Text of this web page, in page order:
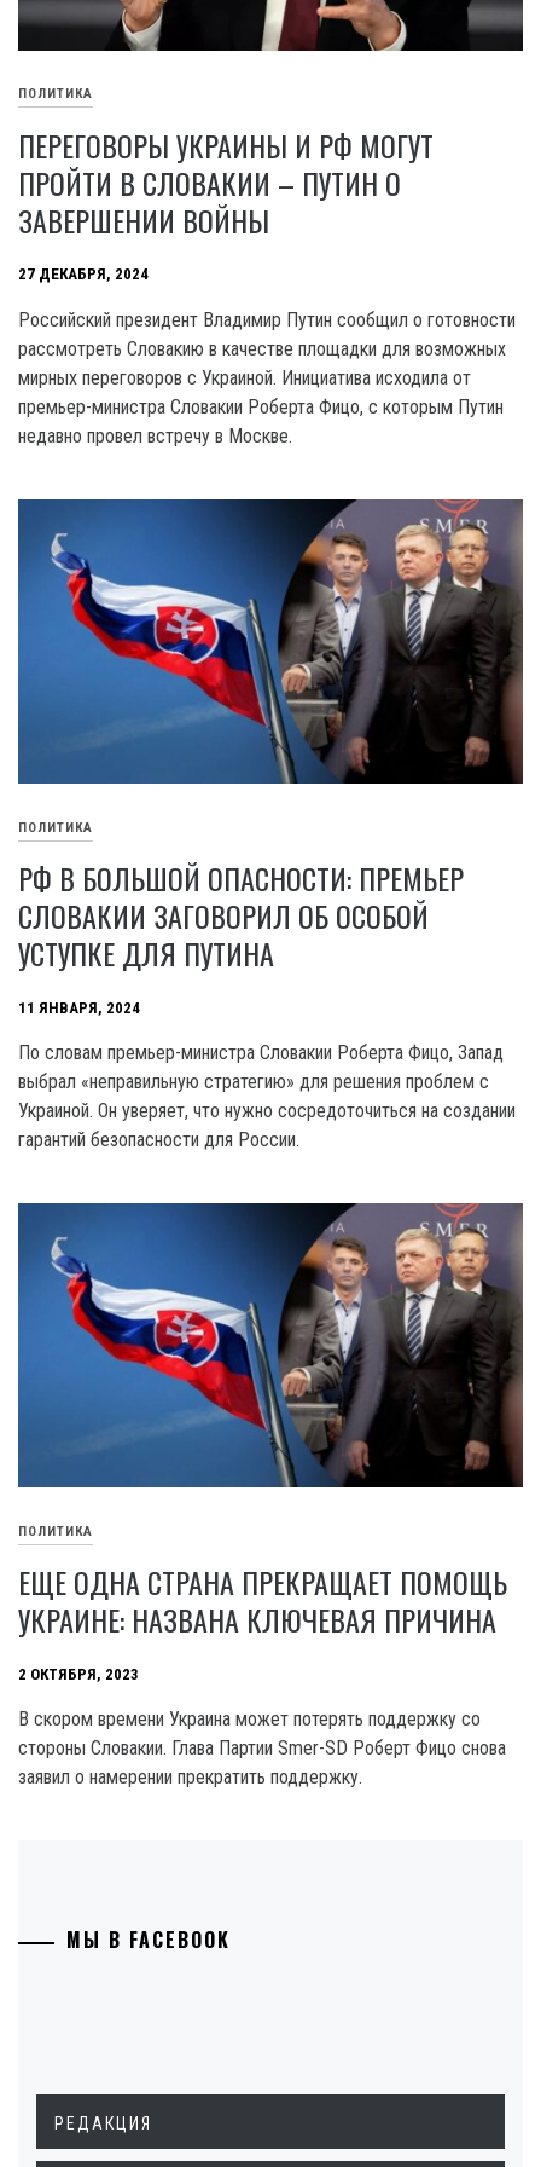
ПОЛИТИКА
ПЕРЕГОВОРЫ УКРАИНЫ И РФ МОГУТ
ПРОЙТИ В СЛОВАКИИ – ПУТИН О
ЗАВЕРШЕНИИ ВОЙНЫ
27 ДЕКАБРЯ, 2024
Российский президент Владимир Путин сообщил о готовности
рассмотреть Словакию в качестве площадки для возможных
мирных переговоров с Украиной. Инициатива исходила от
премьер-министра Словакии Роберта Фицо, с которым Путин
недавно провел встречу в Москве.
ПОЛИТИКА
РФ В БОЛЬШОЙ ОПАСНОСТИ: ПРЕМЬЕР
СЛОВАКИИ ЗАГОВОРИЛ ОБ ОСОБОЙ
УСТУПКЕ ДЛЯ ПУТИНА
11 ЯНВАРЯ, 2024
По словам премьер-министра Словакии Роберта Фицо, Запад
выбрал «неправильную стратегию» для решения проблем с
Украиной. Он уверяет, что нужно сосредоточиться на создании
гарантий безопасности для России.
ПОЛИТИКА
ЕЩЕ ОДНА СТРАНА ПРЕКРАЩАЕТ ПОМОЩЬ
УКРАИНЕ: НАЗВАНА КЛЮЧЕВАЯ ПРИЧИНА
2 ОКТЯБРЯ, 2023
В скором времени Украина может потерять поддержку со
стороны Словакии. Глава Партии Smer-SD Роберт Фицо снова
заявил о намерении прекратить поддержку.
МЫ В FACEBOOK
РЕДАКЦИЯ